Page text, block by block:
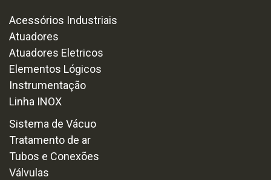
Acessórios Industriais
Atuadores
Atuadores Eletricos
Elementos Lógicos
Instrumentação
Linha INOX
Sistema de Vácuo
Tratamento de ar
Tubos e Conexões
Válvulas